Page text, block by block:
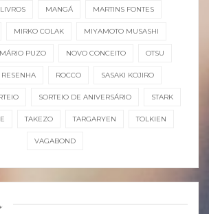
MANGÁ MARTINS FONTES
MIRKO COLAK MIYAMOTO MUSASHI
MÁRIO PUZO NOVO CONCEITO OTSU
RESENHA ROCCO SASAKI KOJIRO
SORTEIO DE ANIVERSÁRIO STARK
TAKEZO TARGARYEN TOLKIEN
VAGABOND